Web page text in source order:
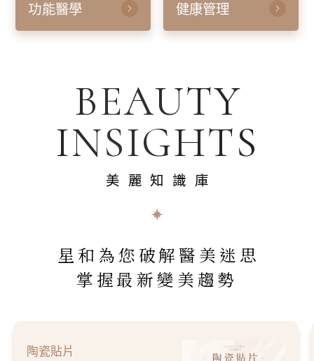
功能醫學 健康管理
BEAUTY
INSIGHTS
美麗知識庫
星和為您破解醫美迷思
掌握最新變美趨勢
陶瓷貼片